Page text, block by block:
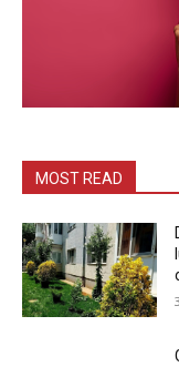
MOST READ